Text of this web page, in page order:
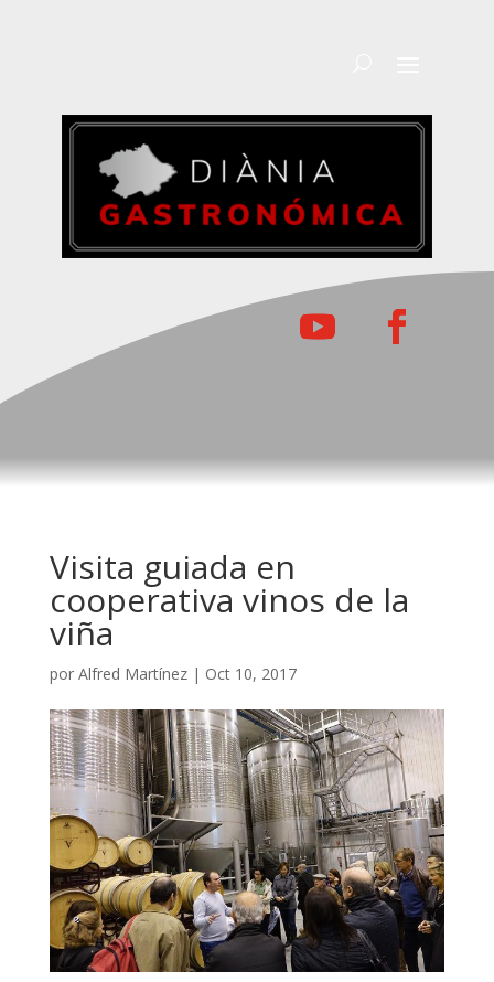
Visita guiada en
cooperativa vinos de la
viña
por Alfred Martínez| Oct 10, 2017